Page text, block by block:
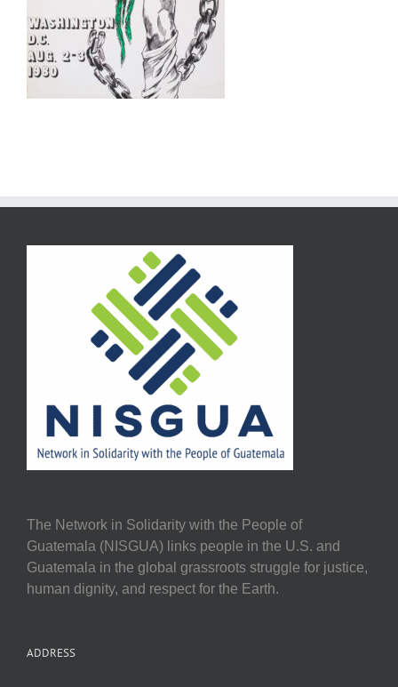
The Network in Solidarity with the People of
Guatemala (NISGUA) links people in the U.S. and
Guatemala in the global grassroots struggle for justice,
human dignity, and respect for the Earth.
ADDRESS